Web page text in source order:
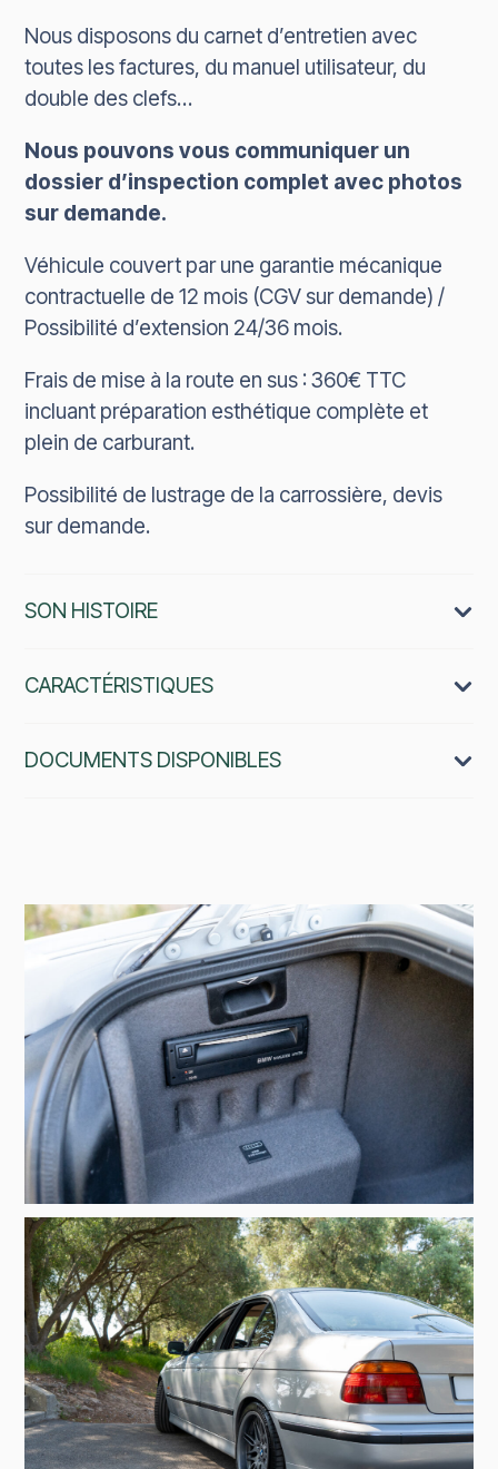
Nous disposons du carnet d’entretien avec
toutes les factures, du manuel utilisateur, du
double des clefs…
Nous pouvons vous communiquer un
dossier d’inspection complet avec photos
sur demande.
Véhicule couvert par une garantie mécanique
contractuelle de 12 mois (CGV sur demande) /
Possibilité d’extension 24/36 mois.
Frais de mise à la route en sus : 360€ TTC
incluant préparation esthétique complète et
plein de carburant.
Possibilité de lustrage de la carrossière, devis
sur demande.
SON HISTOIRE
CARACTÉRISTIQUES
DOCUMENTS DISPONIBLES